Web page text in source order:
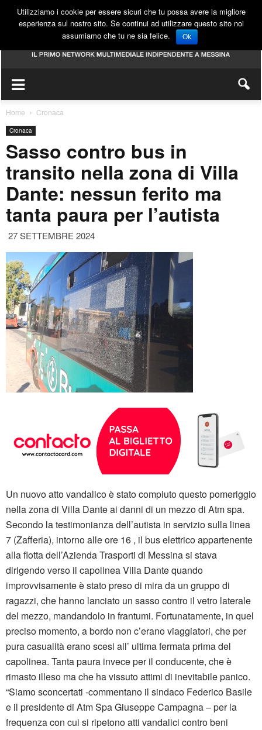
Home Cronaca
Cronaca
Sasso contro bus in
transito nella zona di Villa
Dante: nessun ferito ma
tanta paura per l’autista
27 SETTEMBRE 2024
Un nuovo atto vandalico è stato compiuto questo pomeriggio
nella zona di Villa Dante ai danni di un mezzo di Atm spa.
Secondo la testimonianza dell’autista in servizio sulla linea
7 (Zafferia), intorno alle ore 16 , il bus elettrico appartenente
alla flotta dell’Azienda Trasporti di Messina si stava
dirigendo verso il capolinea Villa Dante quando
improvvisamente è stato preso di mira da un gruppo di
ragazzi, che hanno lanciato un sasso contro il vetro laterale
del mezzo, mandandolo in frantumi. Fortunatamente, in quel
preciso momento, a bordo non c’erano viaggiatori, che per
pura casualità erano scesi all’ ultima fermata prima del
capolinea. Tanta paura invece per il conducente, che è
rimasto illeso ma che ha vissuto attimi di inevitabile panico.
“Siamo sconcertati -commentano il sindaco Federico Basile
e il presidente di Atm Spa Giuseppe Campagna – per la
frequenza con cui si ripetono atti vandalici contro beni
Utilizziamo i cookie per essere sicuri che tu possa avere la migliore
esperienza sul nostro sito. Se continui ad utilizzare questo sito noi
assumiamo che tu ne sia felice.
Ok